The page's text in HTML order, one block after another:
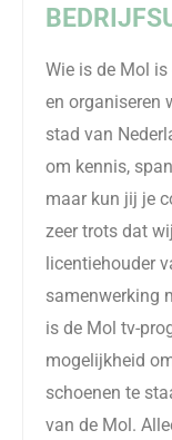
Wie is de Mol is
en organiseren
stad van
om kennis,
maar kun jij je
zeer trots dat
licentiehouder
samenwerking
is de Mol tv-
mogelijkheid
schoenen te
van de Mol.